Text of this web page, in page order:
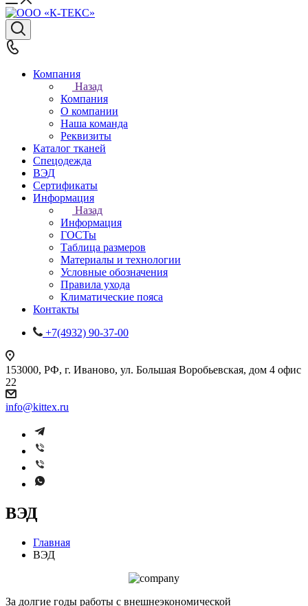
Компания
Назад
Компания
О компании
Наша команда
Реквизиты
Каталог тканей
Спецодежда
ВЭД
Сертификаты
Информация
Назад
Информация
ГОСТы
Таблица размеров
Материалы и технологии
Условные обозначения
Правила ухода
Климатические пояса
Контакты
+7(4932) 90-37-00
153000, РФ, г. Иваново, ул. Большая Воробьевская, дом 4 офис
22
info@kittex.ru
ВЭД
Главная
ВЭД
За долгие годы работы с внешнеэкономической